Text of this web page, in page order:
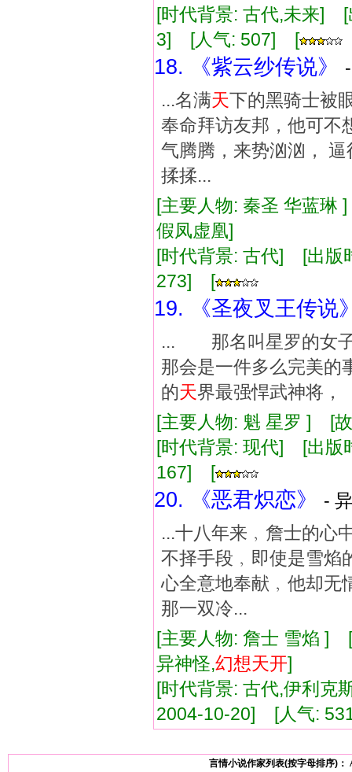
[时代背景: 古代,未来]
3] [人气: 507] [
18. 《紫云纱传说》
...名满天下的黑骑士被
奉命拜访友邦，他可不
气腾腾，来势汹汹，
揉揉...
[主要人物: 秦圣 华蓝
假凤虚凰]
[时代背景: 古代] [出
273] [
19. 《圣夜叉王传说
... 那名叫星罗的女
那会是一件多么完
的天界最强悍武神将
[主要人物: 魁 星罗 ] [
[时代背景: 现代] [出
167] [
20. 《恶君炽恋》
-
...十八年来﹐詹士的心
不择手段﹐即使是雪
心全意地奉献﹐他却无
那一双冷...
[主要人物: 詹士 雪焰 ]
异神怪,幻想天开]
[时代背景: 古代,伊利
2004-10-20] [人气:
言情小说作家列表(按字母排序)：